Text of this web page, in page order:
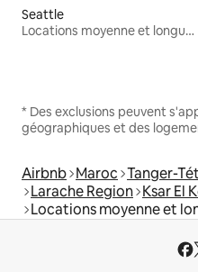
Seattle
Locations moyenne et longue durée
* Des exclusions peuvent
géographiques et des
Airbnb Maroc Tanger-
Larache Region Ksar El
Locations moyenne et